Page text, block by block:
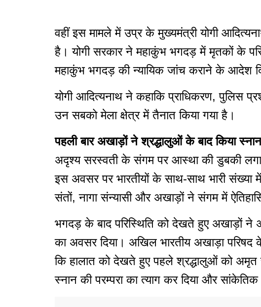
वहीं इस मामले में उप्र के मुख्यमंत्री योगी
है। योगी सरकार ने महाकुंभ भगदड़ में मृतकों के
महाकुंभ भगदड़ की न्यायिक जांच कराने के आदेश
योगी आदित्यनाथ ने कहाकि प्राधिकरण, पुलिस
उन सबको मेला क्षेत्र में तैनात किया गया है।
पहली बार अखाड़ों ने श्रद्धालुओं के बाद किया
अदृश्य सरस्वती के संगम पर आस्था की डुबकी
इस अवसर पर भारतीयों के साथ-साथ भारी संख्या
संतों, नागा संन्यासी और अखाड़ों ने संगम में
भगदड़ के बाद परिस्थिति को देखते हुए अखाड़ों ने
का अवसर दिया। अखिल भारतीय अखाड़ा परिषद
कि हालात को देखते हुए पहले श्रद्धालुओं को अमृत
स्नान की परम्परा का त्याग कर दिया और